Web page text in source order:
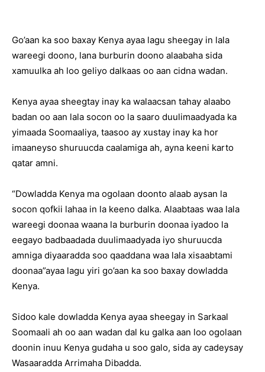
Go’aan ka soo baxay Kenya ayaa lagu sheegay in lala
wareegi doono, lana burburin doono alaabaha sida
xamuulka ah loo geliyo dalkaas oo aan cidna wadan.
Kenya ayaa sheegtay inay ka walaacsan tahay alaabo
badan oo aan lala socon oo la saaro duulimaadyada ka
yimaada Soomaaliya, taasoo ay xustay inay ka hor
imaaneyso shuruucda caalamiga ah, ayna keeni karto
qatar amni.
“Dowladda Kenya ma ogolaan doonto alaab aysan la
socon qofkii lahaa in la keeno dalka. Alaabtaas waa lala
wareegi doonaa waana la burburin doonaa iyadoo la
eegayo badbaadada duulimaadyada iyo shuruucda
amniga diyaaradda soo qaaddana waa lala xisaabtami
doonaa”ayaa lagu yiri go’aan ka soo baxay dowladda
Kenya.
Sidoo kale dowladda Kenya ayaa sheegay in Sarkaal
Soomaali ah oo aan wadan dal ku galka aan loo ogolaan
doonin inuu Kenya gudaha u soo galo, sida ay cadeysay
Wasaaradda Arrimaha Dibadda.